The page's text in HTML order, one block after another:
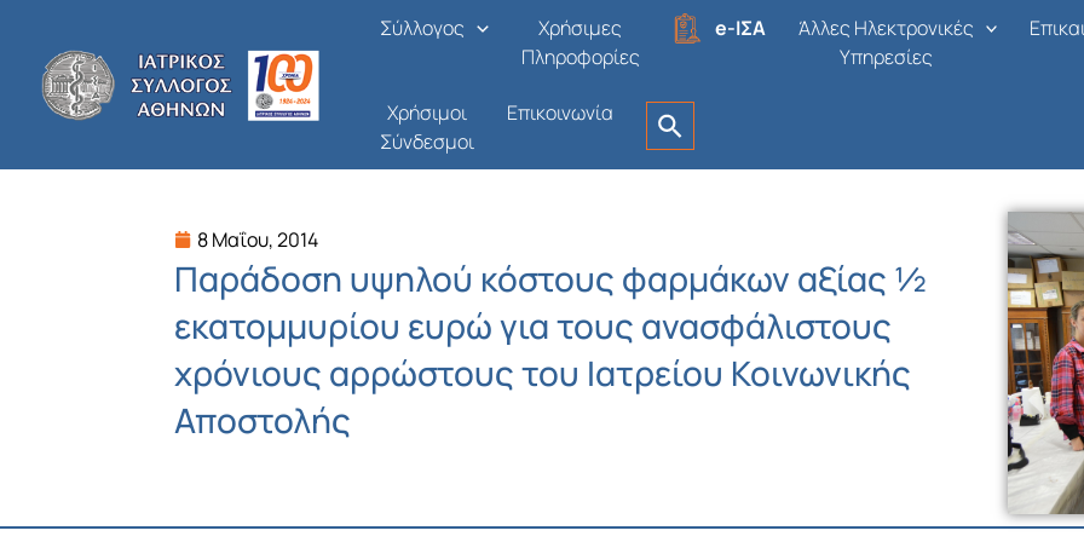
περιεχόμενο
Σύλλογος
Χρήσιμες
Πληροφορίες
e-ΙΣΑ
Άλλες Ηλεκτρονικές
Υπηρεσίες
Χρήσιμοι
Σύνδεσμοι
Επικοινωνία
8 Μαΐου, 2014
Παράδοση υψηλού κόστους φαρμάκων αξίας ½
εκατομμυρίου ευρώ για τους ανασφάλιστους
χρόνιους αρρώστους του Ιατρείου Κοινωνικής
Αποστολής